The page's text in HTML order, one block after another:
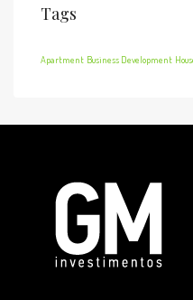
Tags
Apartment Business Development